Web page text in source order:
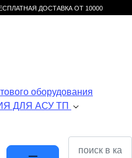
ДОСТАВКА ОТ 10000
оборудования
ДЛЯ АСУ ТП